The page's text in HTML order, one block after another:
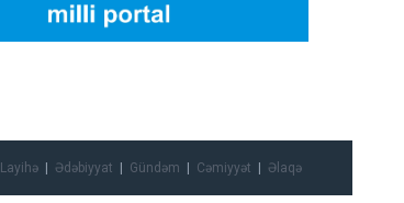
Layihə Ədəbiyyat Gündəm Cəmiyyət Əlaqə